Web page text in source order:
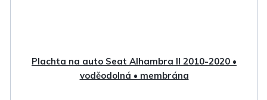
Plachta na auto Seat Alhambra II 2010-2020 •
voděodolná • membrána